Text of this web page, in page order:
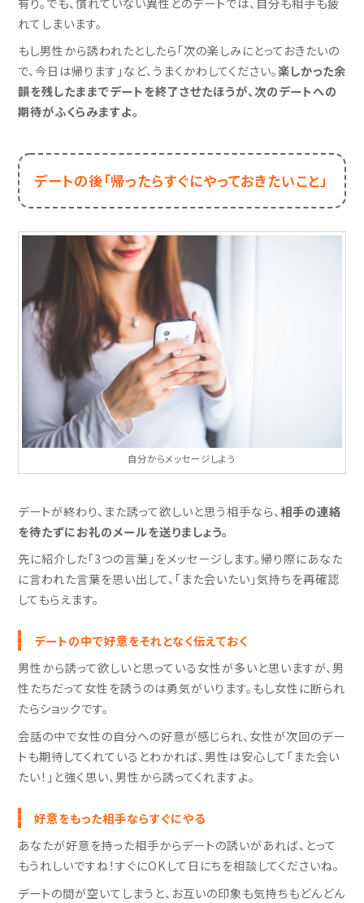
れてしまいます。
もし男性から誘われたとしたら「次の楽しみにとっておきたいの
で、今日は帰ります」など、うまくかわしてください。楽しかった余
韻を残したままでデートを終了させたほうが、次のデートへの
期待がふくらみますよ。
デートの後「帰ったらすぐにやっておきたいこと」
自分からメッセージしよう
デートが終わり、また誘って欲しいと思う相手なら、相手の連絡
を待たずにお礼のメールを送りましょう。
先に紹介した「3つの言葉」をメッセージします。帰り際にあなた
に言われた言葉を思い出して、「また会いたい」気持ちを再確認
してもらえます。
デートの中で好意をそれとなく伝えておく
男性から誘って欲しいと思っている女性が多いと思いますが、男
性たちだって女性を誘うのは勇気がいります。もし女性に断られ
たらショックです。
会話の中で女性の自分への好意が感じられ、女性が次回のデー
トも期待してくれているとわかれば、男性は安心して「また会い
たい！」と強く思い、男性から誘ってくれますよ。
好意をもった相手ならすぐにやる
あなたが好意を持った相手からデートの誘いがあれば、とって
もうれしいですね！すぐにOKして日にちを相談してくださいね。
デートの間が空いてしまうと、お互いの印象も気持ちもどんどん